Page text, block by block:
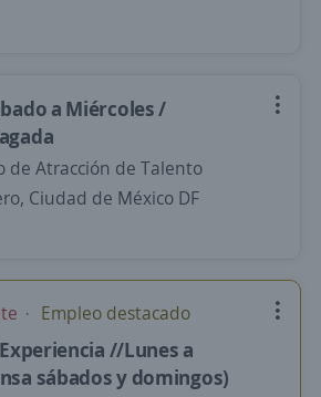
a Miércoles /
de Atracción de Talento
Ciudad de México DF
Empleo destacado
//Lunes a
sábados y domingos)